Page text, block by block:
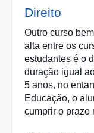
Direito
Outro curso
alta entre os
estudantes é o
duração igual
5 anos, no
Educação, o
cumprir o prazo